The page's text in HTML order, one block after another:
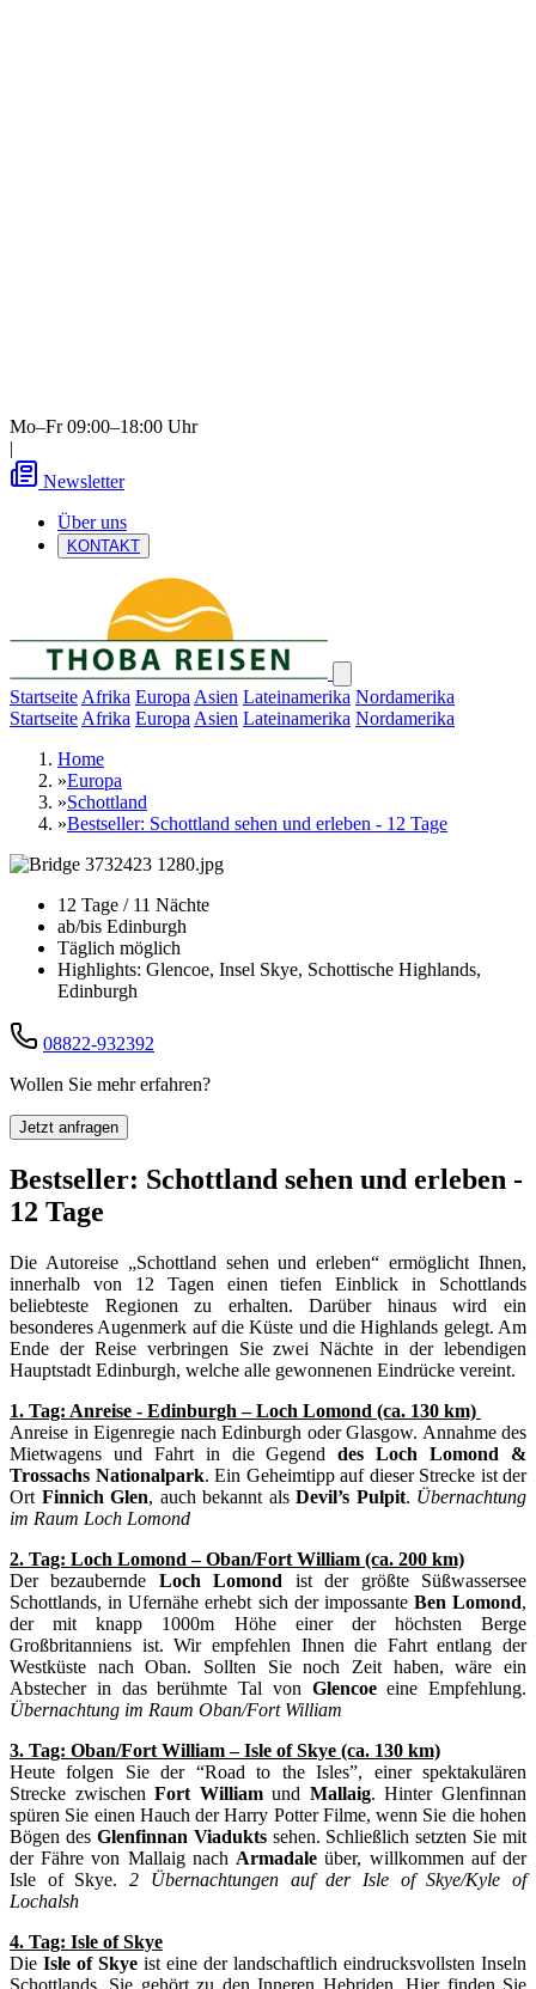
Mo–Fr 09:00–18:00 Uhr
|
Newsletter
Über uns
KONTAKT
Startseite Afrika Europa Asien Lateinamerika Nordamerika
Startseite Afrika Europa Asien Lateinamerika Nordamerika
Home
»Europa
»Schottland
»Bestseller: Schottland sehen und erleben - 12 Tage
12 Tage / 11 Nächte
ab/bis Edinburgh
Täglich möglich
Highlights: Glencoe, Insel Skye, Schottische Highlands,
Edinburgh
08822-932392
Wollen Sie mehr erfahren?
Jetzt anfragen
Bestseller: Schottland sehen und erleben -
12 Tage
Die Autoreise „Schottland sehen und erleben“ ermöglicht Ihnen,
innerhalb von 12 Tagen einen tiefen Einblick in Schottlands
beliebteste Regionen zu erhalten. Darüber hinaus wird ein
besonderes Augenmerk auf die Küste und die Highlands gelegt. Am
Ende der Reise verbringen Sie zwei Nächte in der lebendigen
Hauptstadt Edinburgh, welche alle gewonnenen Eindrücke vereint.
1. Tag: Anreise - Edinburgh – Loch Lomond (ca. 130 km)
Anreise in Eigenregie nach Edinburgh oder Glasgow. Annahme des
Mietwagens und Fahrt in die Gegenddes Loch Lomond &
Trossachs Nationalpark. Ein Geheimtipp auf dieser Strecke ist der
Ort Finnich Glen, auch bekannt als Devil’s Pulpit. Übernachtung
im Raum Loch Lomond
2. Tag: Loch Lomond – Oban/Fort William (ca. 200 km)
Der bezaubernde Loch Lomond ist der größte Süßwassersee
Schottlands, in Ufernähe erhebt sich der impossante Ben Lomond,
der mit knapp 1000m Höhe einer der höchsten Berge
Großbritanniens ist. Wir empfehlen Ihnen die Fahrt entlang der
Westküste nach Oban. Sollten Sie noch Zeit haben, wäre ein
Abstecher in das berühmte Tal von Glencoeeine Empfehlung.
Übernachtung im Raum Oban/Fort William
3. Tag: Oban/Fort William – Isle of Skye (ca. 130 km)
Heute folgen Sie der “Road to the Isles”, einer spektakulären
Strecke zwischenFort Williamund Mallaig. Hinter Glenfinnan
spüren Sie einen Hauch der Harry Potter Filme, wenn Sie die hohen
Bögen des Glenfinnan Viaduktssehen. Schließlich setzten Sie mit
der Fähre von Mallaig nach Armadale über, willkommen auf der
Isle of Skye.2 Übernachtungen auf der Isle of Skye/Kyle of
Lochalsh
4. Tag: Isle of Skye
Die Isle of Skye ist eine der landschaftlich eindrucksvollsten Inseln
Schottlands. Sie gehört zu den Inneren Hebriden. Hier finden Sie